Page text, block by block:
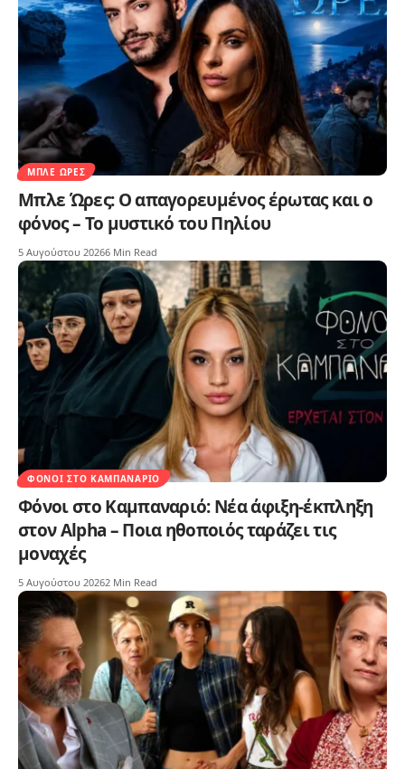
ΜΠΛΕ ΏΡΕΣ
Μπλε Ώρες: Ο απαγορευμένος έρωτας και ο
φόνος – Το μυστικό του Πηλίου
5 Αυγούστου 20266 Min Read
ΦΌΝΟΙ ΣΤΟ ΚΑΜΠΑΝΑΡΙΌ
Φόνοι στο Καμπαναριό: Νέα άφιξη-έκπληξη
στον Alpha – Ποια ηθοποιός ταράζει τις
μοναχές
5 Αυγούστου 20262 Min Read